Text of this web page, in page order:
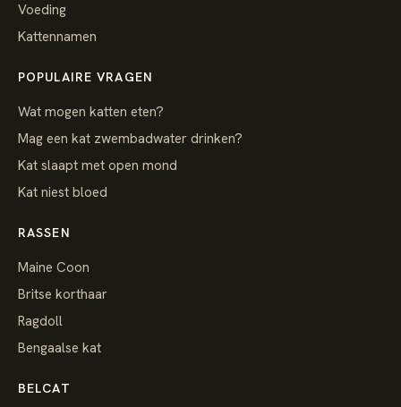
Voeding
Kattennamen
POPULAIRE VRAGEN
Wat mogen katten eten?
Mag een kat zwembadwater drinken?
Kat slaapt met open mond
Kat niest bloed
RASSEN
Maine Coon
Britse korthaar
Ragdoll
Bengaalse kat
BELCAT